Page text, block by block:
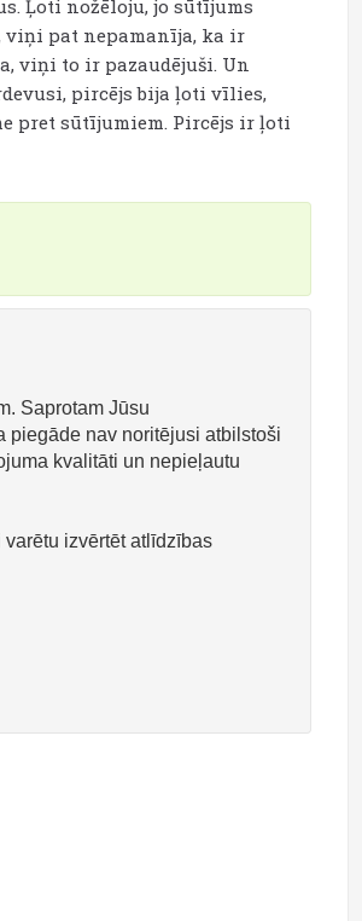
Ļoti nožēloju, jo sūtījums
viņi pat nepamanīja, ka ir
viņi to ir pazaudējuši. Un
pircējs bija ļoti vīlies,
pret sūtījumiem. Pircējs ir ļoti
Saprotam Jūsu
piegāde nav noritējusi atbilstoši
kvalitāti un nepieļautu
izvērtēt atlīdzības